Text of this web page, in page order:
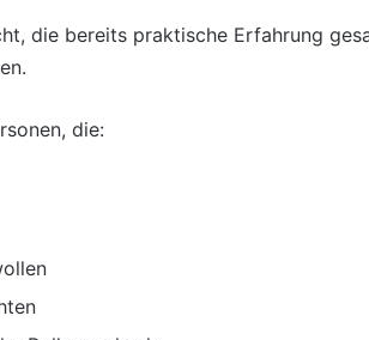
die bereits praktische Erfahrung
die: